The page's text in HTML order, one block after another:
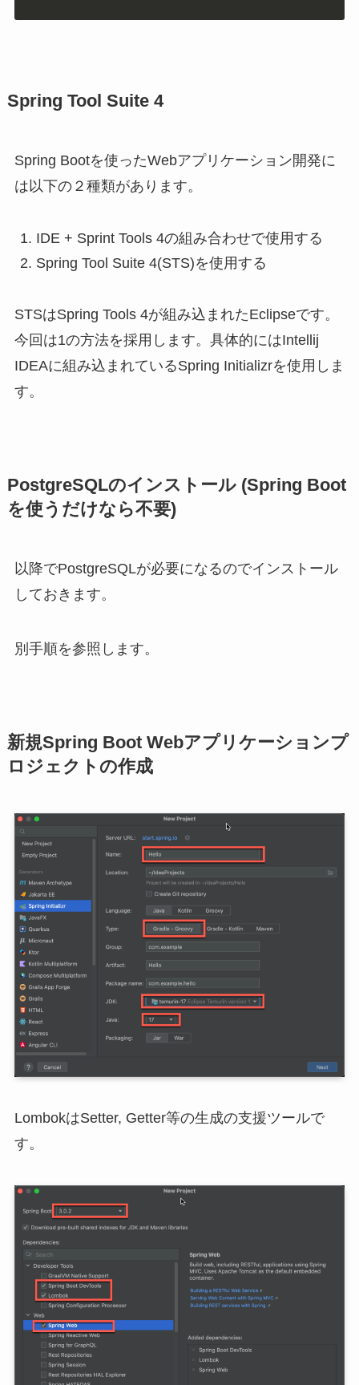
Spring Tool Suite 4
Spring Bootを使ったWebアプリケーション開発に
は以下の２種類があります。
IDE + Sprint Tools 4の組み合わせで使用する
Spring Tool Suite 4(STS)を使用する
STSはSpring Tools 4が組み込まれたEclipseです。
今回は1の方法を採用します。具体的にはIntellij
IDEAに組み込まれているSpring Initializrを使用しま
す。
PostgreSQLのインストール (Spring Boot
を使うだけなら不要)
以降でPostgreSQLが必要になるのでインストール
しておきます。
別手順を参照します。
新規Spring Boot Webアプリケーションプ
ロジェクトの作成
LombokはSetter, Getter等の生成の支援ツールで
す。